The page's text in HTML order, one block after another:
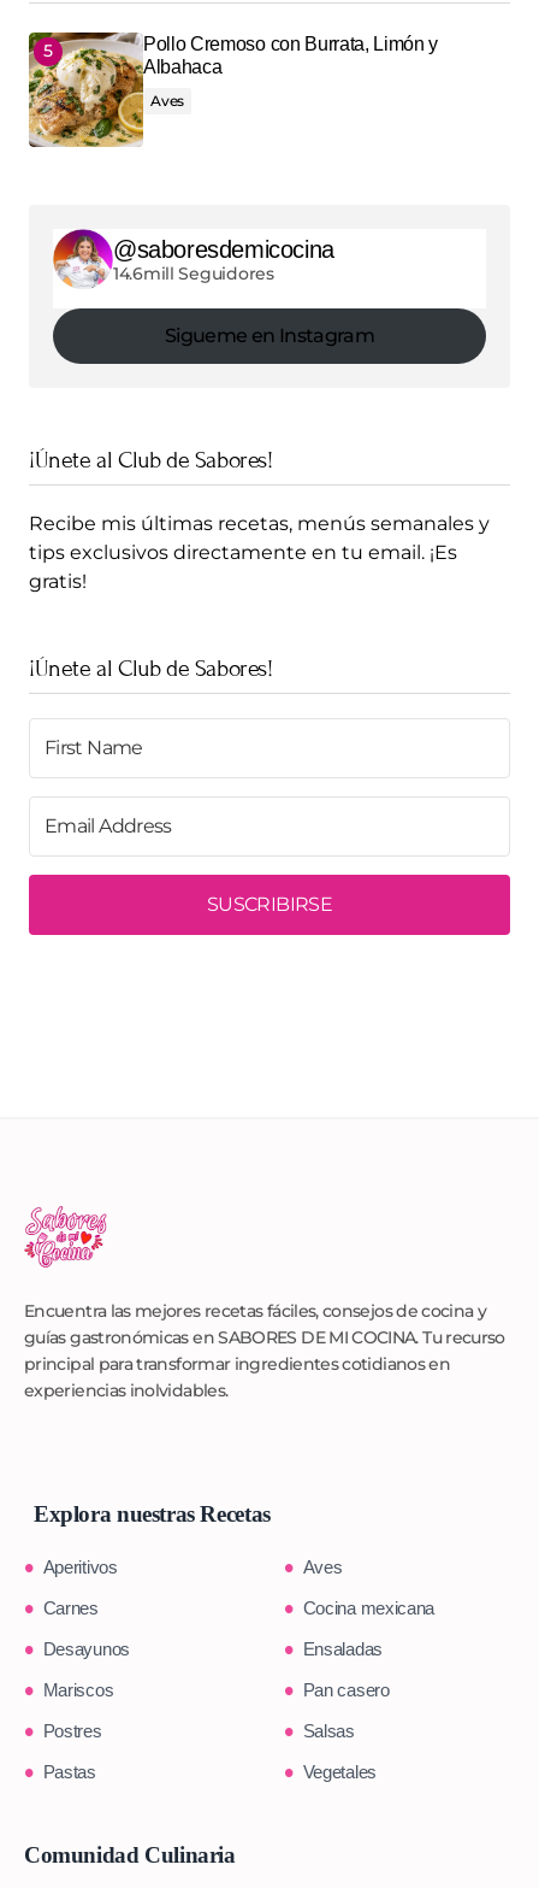
Pollo Cremoso con Burrata, Limón y
Albahaca
Aves
@saboresdemicocina
14.6mill Seguidores
Sigueme en Instagram
¡Únete al Club de Sabores!
Recibe mis últimas recetas, menús semanales y
tips exclusivos directamente en tu email. ¡Es
gratis!
¡Únete al Club de Sabores!
SUSCRIBIRSE
Encuentra las mejores recetas fáciles, consejos de cocina y
guías gastronómicas en SABORES DE MI COCINA. Tu recurso
principal para transformar ingredientes cotidianos en
experiencias inolvidables.
Explora nuestras Recetas
Aperitivos
Aves
Carnes
Cocina mexicana
Desayunos
Ensaladas
Mariscos
Pan casero
Postres
Salsas
Pastas
Vegetales
Comunidad Culinaria